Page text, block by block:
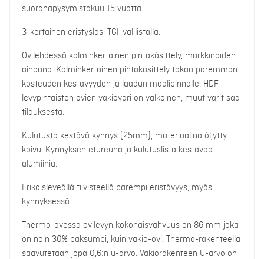
suoranapysymistakuu 15 vuotta.
3-kertainen eristyslasi TGI-välilistalla.
Ovilehdessä kolminkertainen pintakäsittely, markkinoiden
ainoana. Kolminkertainen pintakäsittely takaa paremman
kosteuden kestävyyden ja laadun maalipinnalle. HDF-
levypintaisten ovien vakioväri on valkoinen, muut värit saa
tilauksesta.
Kulutusta kestävä kynnys (25mm), materiaalina öljytty
koivu. Kynnyksen etureuna ja kulutuslista kestävää
alumiinia.
Erikoisleveällä tiivisteellä parempi eristävyys, myös
kynnyksessä.
Thermo-ovessa ovilevyn kokonaisvahvuus on 86 mm joka
on noin 30% paksumpi, kuin vakio-ovi. Thermo-rakenteella
saavutetaan jopa 0,6:n u-arvo. Vakiorakenteen U-arvo on